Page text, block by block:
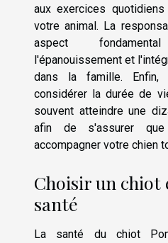
aux exercices
votre animal. La
aspect
l'épanouissement et
dans la famille.
considérer la durée de
souvent atteindre une
afin de s'assurer
accompagner votre chien
Choisir un chiot
santé
La santé du chiot